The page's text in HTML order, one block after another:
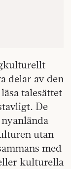
delar av den
talesättet
De
utan
med
kulturella